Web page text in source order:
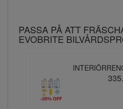
PASSA PÅ ATT
EVOBRITE